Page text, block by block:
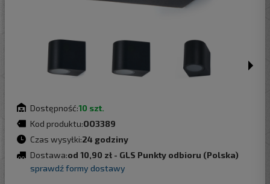
Dostępność:10 szt.
Kod produktu:OO3389
Czas wysyłki:24 godziny
Dostawa:od 10,90 zł - GLS Punkty odbioru (Polska)
sprawdź formy dostawy